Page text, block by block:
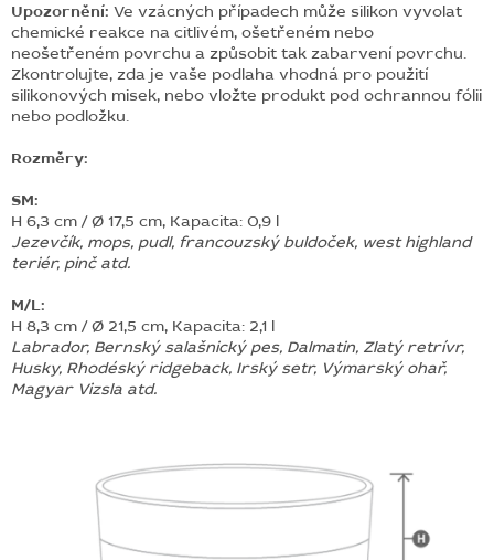
Upozornění: Ve vzácných případech může silikon vyvolat
chemické reakce na citlivém, ošetřeném nebo
neošetřeném povrchu a způsobit tak zabarvení povrchu.
Zkontrolujte, zda je vaše podlaha vhodná pro použití
silikonových misek, nebo vložte produkt pod ochrannou fólii
nebo podložku.
Rozměry:
SM:
H 6,3 cm / Ø 17,5 cm, Kapacita: 0,9 l
Jezevčík, mops, pudl, francouzský buldoček, west highland
teriér, pinč atd.
M/L:
H 8,3 cm / Ø 21,5 cm, Kapacita: 2,1 l
Labrador, Bernský salašnický pes, Dalmatin, Zlatý retrívr,
Husky, Rhodéský ridgeback, Irský setr, Výmarský ohař,
Magyar Vizsla atd.